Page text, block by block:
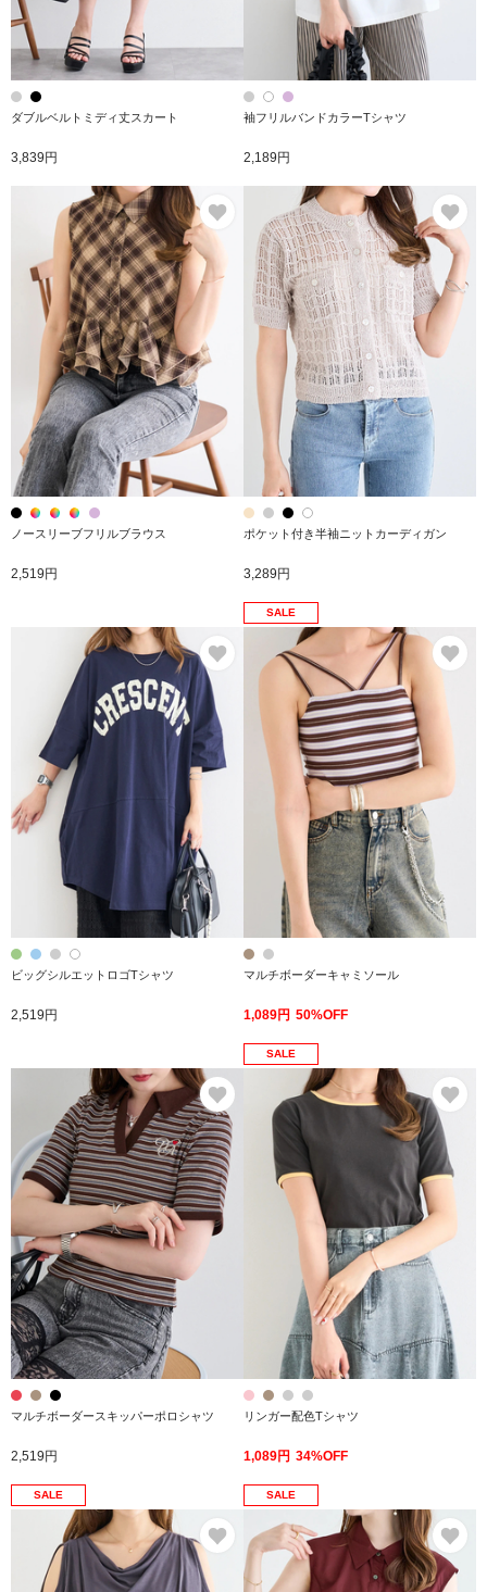
ダブルベルトミディ丈スカート
3,839円
袖フリルバンドカラーTシャツ
2,189円
お気に入り
ノースリーブフリルブラウス
2,519円
ポケット付き半袖ニットカーディガン
3,289円
お気に入り
ビッグシルエットロゴTシャツ
2,519円
SALE
マルチボーダーキャミソール
1,089円 50%OFF
マルチボーダースキッパーポロシャツ
2,519円
SALE
リンガー配色Tシャツ
1,089円 34%OFF
SALE
お気に入り
SALE